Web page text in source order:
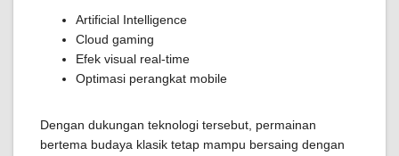
Artificial Intelligence
Cloud gaming
Efek visual real-time
Optimasi perangkat mobile
Dengan dukungan teknologi tersebut, permainan
bertema budaya klasik tetap mampu bersaing dengan